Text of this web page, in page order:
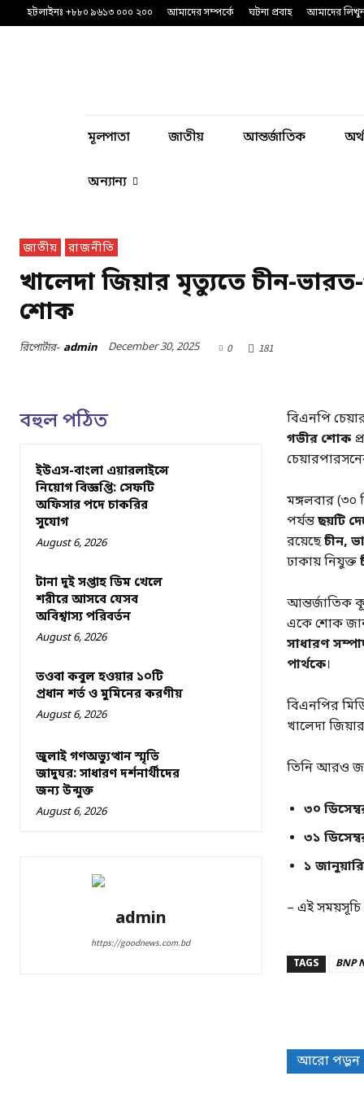
হটলাইনঃ +৮৮০ ৯৬১৩ ০০০ ২০০ আমাদের সম্পর্কে ঘটনা প্রবাহ আমাদের
মূলপাতা জাতীয় আন্তর্জাতিক
অন্যান্য
জাতীয় রাজনীতি
খালেদা জিয়ার মৃত্যুতে চীন-
শোক
রিপোর্টার- admin December 30, 2025 0 181
বহুল পঠিত
ইউএস-বাংলা এয়ারলাইন্সে
নিয়োগ বিজ্ঞপ্তি: সেফটি
অফিসার পদে চাকরির
সুযোগ
August 6, 2026
টানা দুই সপ্তাহ ডিম খেলে
শরীরে আসবে যেসব
অবিশ্বাস্য পরিবর্তন
August 6, 2026
তওবা কবুল হওয়ার ১০টি
প্রধান শর্ত ও মুমিনের করণীয়
August 6, 2026
জুলাই গণঅভ্যুত্থান স্মৃতি
জাদুঘর: সাধারণ দর্শনার্থীদের
জন্য উন্মুক্ত
August 6, 2026
admin
https://goodnews.com.bd
বিএনপি
গভীর শোক
মঙ্গলবার (৩০
পর্যন্তছয়টি
রয়েছেচীন,
ঢাকায় নিযুক্ত
আন্তর্জাতিক
একে শোক
সাধারণ
পার্থকে।
বিএনপির
খালেদা
তিনি আরও
৩০
৩১
১ জানুয়ারি
– এই সময়সূচি
TAGS BNP
আরো পড়ুন